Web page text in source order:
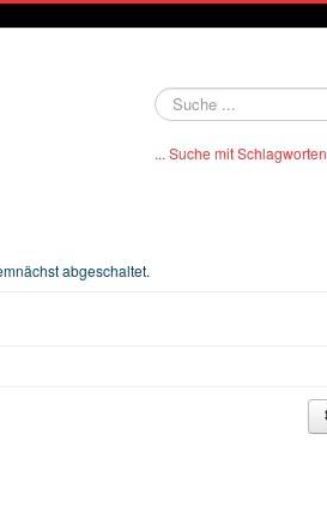
abgeschaltet.
Suchen
... Suche mit Schlagworten